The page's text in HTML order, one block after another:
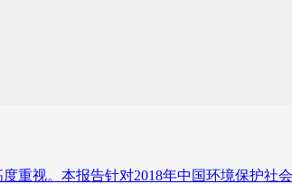
重视。本报告针对2018年中国环境保护社